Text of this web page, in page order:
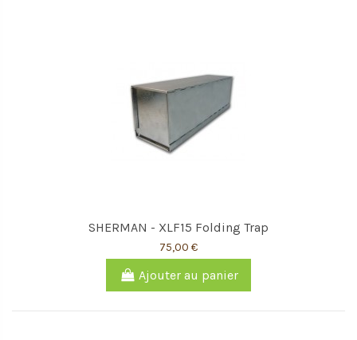
SHERMAN - XLF15 Folding Trap
75,00 €
Ajouter au panier